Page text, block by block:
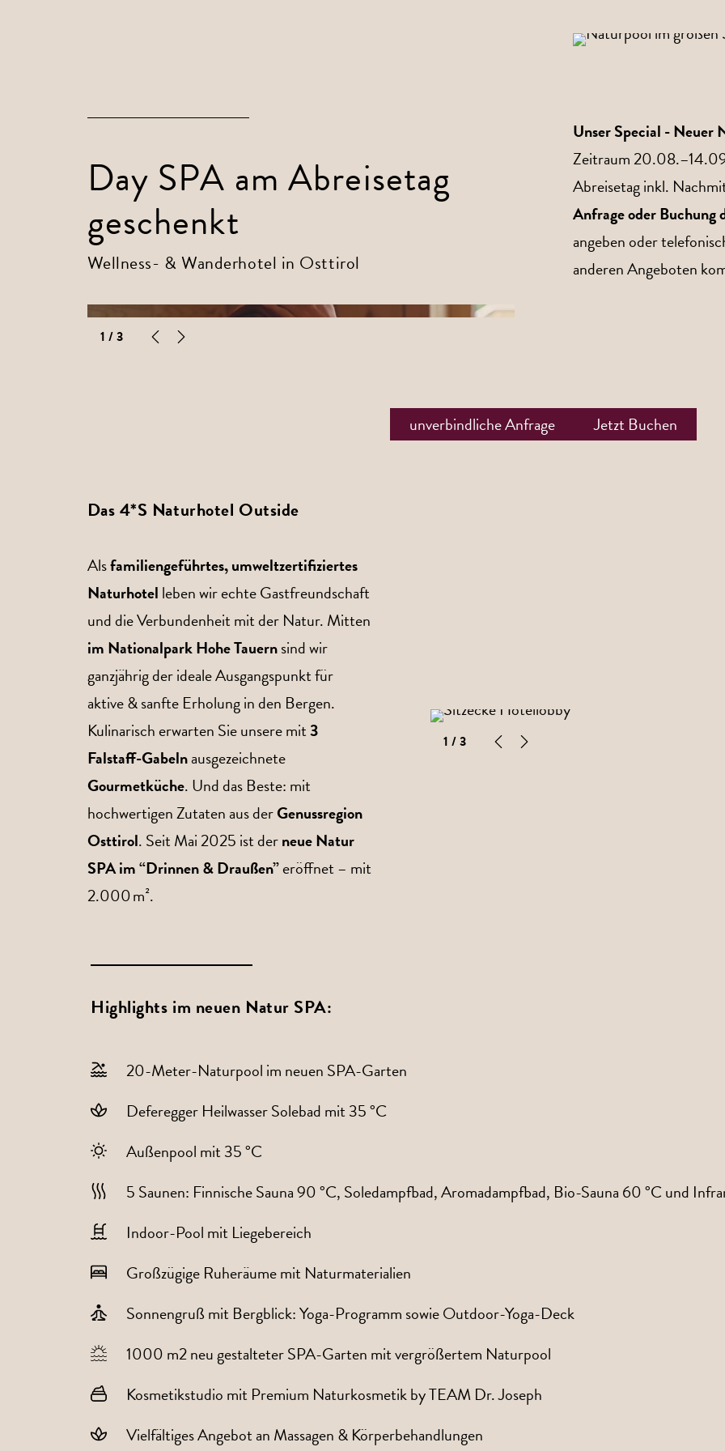
Day SPA am Abreisetag
geschenkt
Wellness- & Wanderhotel in Osttirol
1 / 3
Unser Special - Neuer
Zeitraum
Abreisetag inkl.
Anfrage oder Buchung
angeben oder
anderen Angeboten
unverbindliche Anfrage Jetzt Buchen
Das 4*S Naturhotel Outside
Alsfamiliengeführtes, umweltzertifiziertes
Naturhotel leben wir echte Gastfreundschaft
und die Verbundenheit mit der Natur. Mitten
im Nationalpark Hohe Tauernsind wir
ganzjährig der ideale Ausgangspunkt für
aktive & sanfte Erholung in den Bergen.
Kulinarisch erwarten Sie unsere mit3
Falstaff-Gabelnausgezeichnete
Gourmetküche. Und das Beste: mit
hochwertigen Zutaten aus derGenussregion
Osttirol. Seit Mai 2025 ist derneue Natur
SPA im “Drinnen & Draußen”eröffnet – mit
2.000 m².
1 / 3
Highlights im neuen Natur SPA:
20-Meter-Naturpool im neuen SPA-Garten
Deferegger Heilwasser Solebad mit 35 °C
Außenpool mit 35 °C
5 Saunen: Finnische Sauna 90 °C, Soledampfbad, Aromadampfbad, Bio-Sauna 60 °C und
Indoor-Pool mit Liegebereich
Großzügige Ruheräume mit Naturmaterialien
Sonnengruß mit Bergblick: Yoga-Programm sowie Outdoor-Yoga-Deck
1000 m2 neu gestalteter SPA-Garten mit vergrößertem Naturpool
Kosmetikstudio mit Premium Naturkosmetik by TEAM Dr. Joseph
Vielfältiges Angebot an Massagen & Körperbehandlungen